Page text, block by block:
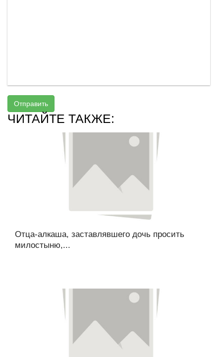
Отправить
ЧИТАЙТЕ ТАКЖЕ:
Отца-алкаша, заставлявшего дочь просить
милостыню,...